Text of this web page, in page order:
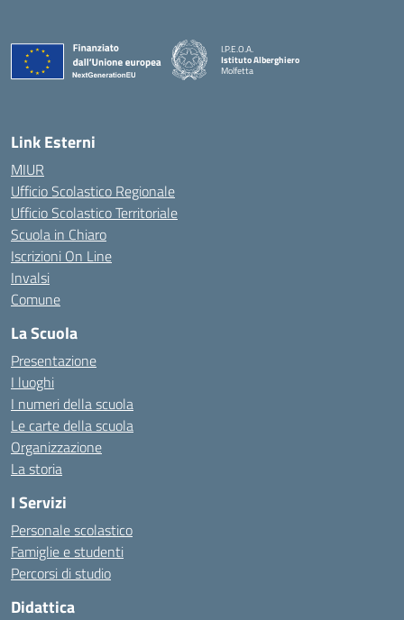
I.P.E.O.A.
Istituto Alberghiero
Molfetta
Link Esterni
MIUR
Ufficio Scolastico Regionale
Ufficio Scolastico Territoriale
Scuola in Chiaro
Iscrizioni On Line
Invalsi
Comune
La Scuola
Presentazione
I luoghi
I numeri della scuola
Le carte della scuola
Organizzazione
La storia
I Servizi
Personale scolastico
Famiglie e studenti
Percorsi di studio
Didattica